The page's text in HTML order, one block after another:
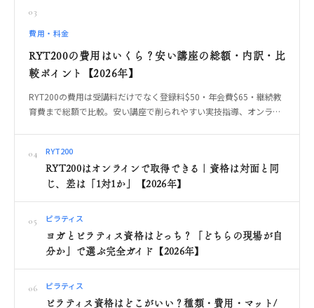
03
費用・料金
RYT200の費用はいくら？安い講座の総額・内訳・比
較ポイント【2026年】
RYT200の費用は受講料だけでなく登録料$50・年会費$65・継続教
育費まで総額で比較。安い講座で削られやすい実技指導、オンライ
04 RYT200
RYT200はオンラインで取得できる｜資格は対面と同
じ、差は「1対1か」【2026年】
05 ピラティス
ヨガとピラティス資格はどっち？「どちらの現場が自
分か」で選ぶ完全ガイド【2026年】
06 ピラティス
ピラティス資格はどこがいい？種類・費用・マット/